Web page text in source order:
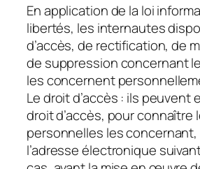
En application de la loi
libertés, les internautes
d’accès, de rectification, de
de suppression concernant
les concernent
Le droit d’accès : ils peuvent
droit d’accès, pour connaître
personnelles les concernant,
l’adresse électronique